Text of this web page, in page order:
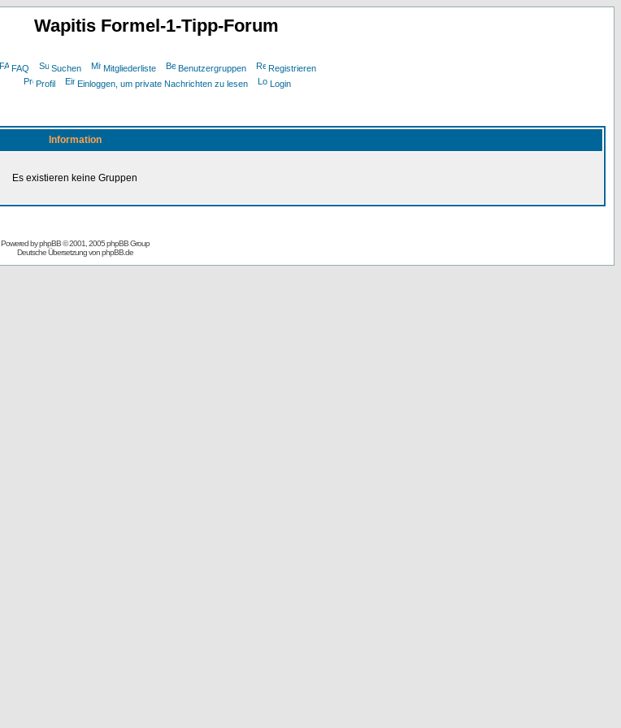
Wapitis Formel-1-Tipp-Forum
FAQ Suchen Mitgliederliste Benutzergruppen
Registrieren
Profil
Einloggen, um private Nachrichten zu lesen Login
Information
Es existieren keine Gruppen
Powered byphpBB© 2001, 2005 phpBB Group
Deutsche Übersetzung vonphpBB.de